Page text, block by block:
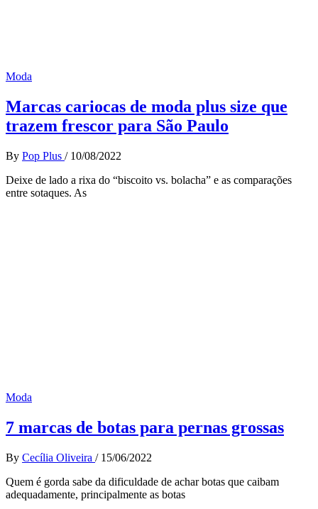
Moda
Marcas cariocas de moda plus size que
trazem frescor para São Paulo
By Pop Plus / 10/08/2022
Deixe de lado a rixa do “biscoito vs. bolacha” e as comparações
entre sotaques. As
Moda
7 marcas de botas para pernas grossas
By Cecília Oliveira / 15/06/2022
Quem é gorda sabe da dificuldade de achar botas que caibam
adequadamente, principalmente as botas